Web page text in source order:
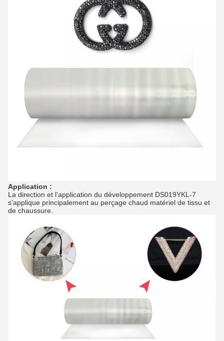
Application :
La direction et l'application du développement DS019YKL-7
s'applique principalement au perçage chaud matériel de tissu et
de chaussure.